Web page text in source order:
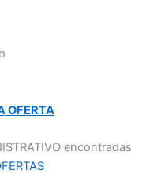
OFERTA
encontradas